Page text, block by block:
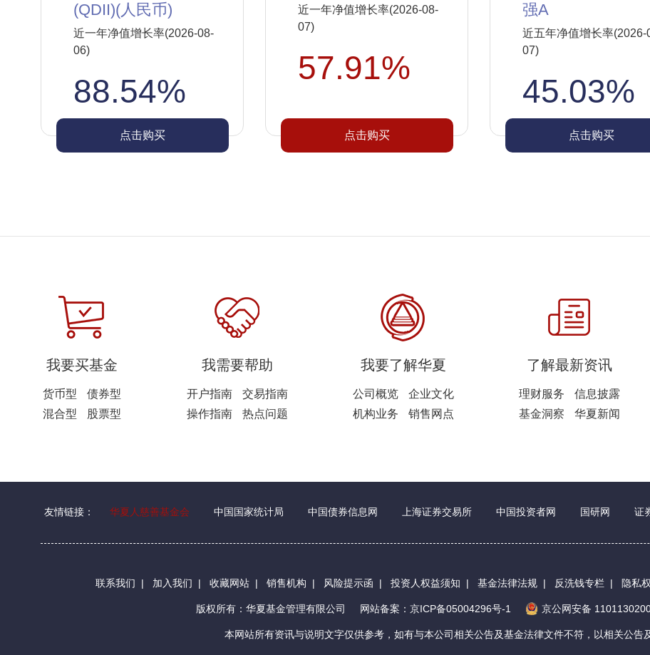
(QDII)(人民币)
近一年净值增长率(2026-08-
06)
88.54%
点击购买
近一年净值增长率(2026-08-
07)
57.91%
点击购买
强A
近五年净值增长率(2026-
07)
45.03%
点击购买
我要买基金
货币型
债券型
混合型
股票型
我需要帮助
开户指南
交易指南
操作指南
热点问题
我要了解华夏
公司概览
企业文化
机构业务
销售网点
了解最新资讯
理财服务
信息披露
基金洞察
华夏新闻
友情链接： 华夏人慈善基金会 中国国家统计局 中国债券信息网 上海证券交易所 中国投资者网 国研网 证
联系我们 | 加入我们 | 收藏网站 | 销售机构 | 风险提示函 | 投资人权益须知 | 基金法律法规 | 反洗钱专栏 | 隐私
版权所有：华夏基金管理有限公司 网站备案：京ICP备05004296号-1 京公网安备
本网站所有资讯与说明文字仅供参考，如有与本公司相关公告及基金法律文件不符，以相关公告